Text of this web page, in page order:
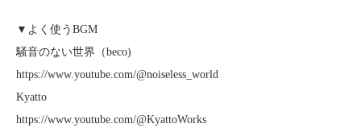
▼よく使うBGM
騒音のない世界（beco)
https://www.youtube.com/@noiseless_world
Kyatto
https://www.youtube.com/@KyattoWorks